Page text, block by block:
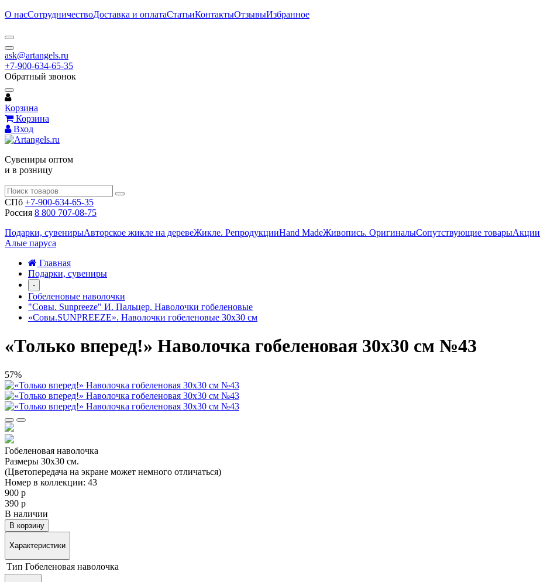
О насСотрудничествоДоставка и оплатаСтатьиКонтактыОтзывыИзбранное
ask@artangels.ru
+7-900-634-65-35
Обратный звонок
Корзина
Корзина
Вход
Сувениры оптом
и в розницу
СПб +7-900-634-65-35
Россия 8 800 707-08-75
Подарки, сувенирыАвторское жикле на деревеЖикле. РепродукцииHand MadeЖивопись. ОригиналыСопутствующие товарыАкции
Алые паруса
Главная
Подарки, сувениры
-
Гобеленовые наволочки
"Совы. Sunpreeze" И. Пальцер. Наволочки гобеленовые
«Совы.SUNPREEZE». Наволочки гобеленовые 30х30 см
«Только вперед!» Наволочка гобеленовая 30х30 см №43
57%
Гобеленовая наволочка
Размеры 30х30 см.
(Цветопередача на экране может немного отличаться)
Номер в коллекции: 43
900 р
390 р
В наличии
В корзину
Характеристики
Тип Гобеленовая наволочка